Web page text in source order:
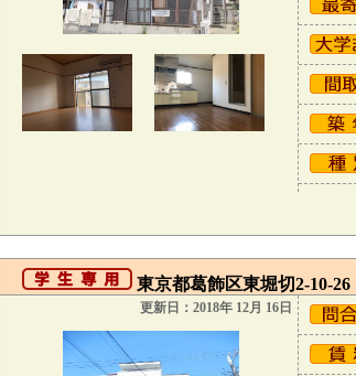
東京都葛飾区東堀切2-10-
更新日：2018年 12月 16日